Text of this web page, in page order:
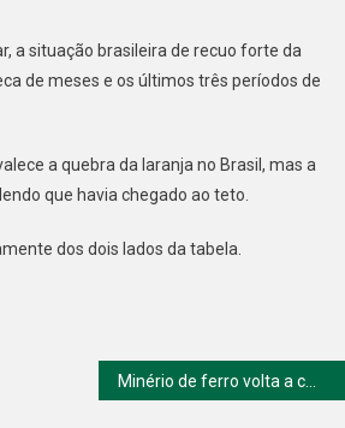
a situação brasileira de recuo forte da
de meses e os últimos três períodos de
a quebra da laranja no Brasil, mas a
que havia chegado ao teto.
dos dois lados da tabela.